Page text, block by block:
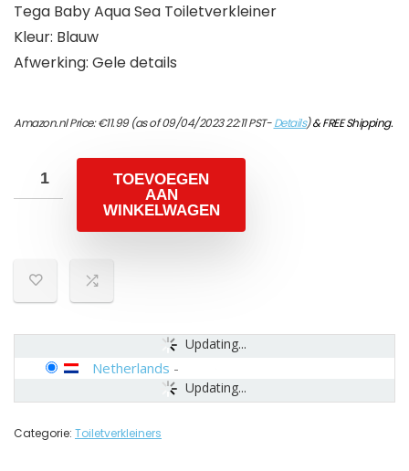
Tega Baby Aqua Sea Toiletverkleiner
Kleur: Blauw
Afwerking: Gele details
Amazon.nl Price:€11.99(as of 09/04/2023 22:11 PST-Details)&FREE Shipping.
TOEVOEGEN
AAN
WINKELWAGEN
Updating...
Updating...
Netherlands -
Categorie: Toiletverkleiners